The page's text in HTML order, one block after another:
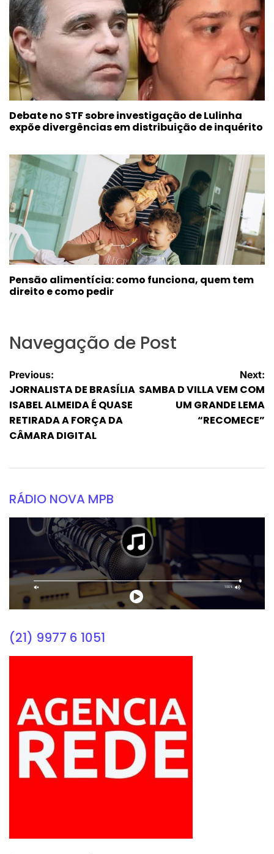
Debate no STF sobre investigação de Lulinha
expõe divergências em distribuição de inquérito
Pensão alimentícia: como funciona, quem tem
direito e como pedir
Navegação de Post
Previous:
JORNALISTA DE BRASÍLIA
ISABEL ALMEIDA É QUASE
RETIRADA A FORÇA DA
CÂMARA DIGITAL
Next:
SAMBA D VILLA VEM COM
UM GRANDE LEMA
“RECOMECE”
RÁDIO NOVA MPB
(21) 9977 6 1051